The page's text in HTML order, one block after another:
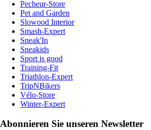
Pecheur-Store
Pet and Garden
Slowood Interior
Smash-Expert
Sneak'In
Sneakids
Sport is good
Training-Fit
Triathlon-Expert
TripNBikers
Vélo-Store
Winter-Expert
Abonnieren Sie unseren Newsletter